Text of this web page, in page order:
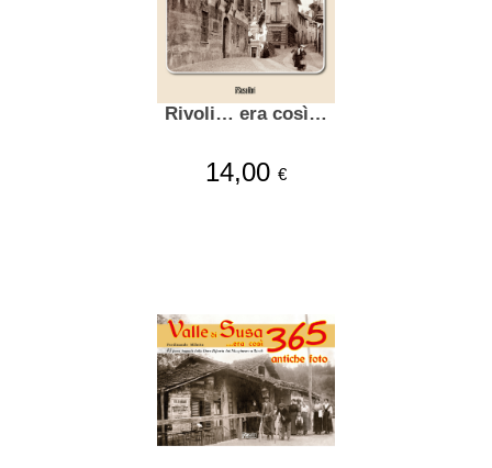
Rivoli… era così…
14,00 €